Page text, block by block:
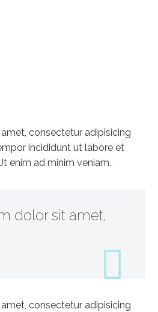
consectetur adipisicing
incididunt ut labore et
enim ad minim veniam.
dolor sit amet,
consectetur adipisicing